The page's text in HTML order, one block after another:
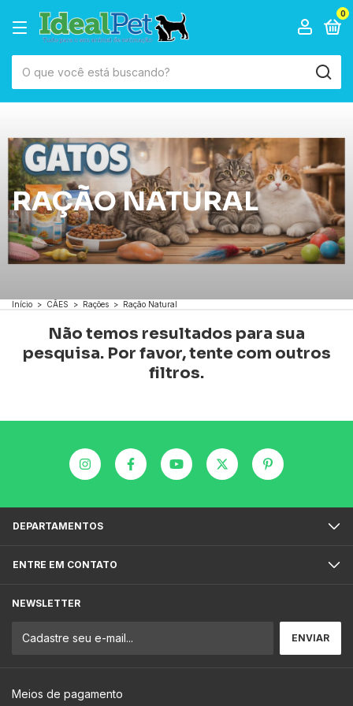
0
RAÇÃO NATURAL
Início > CÃES > Rações > Ração Natural
Não temos resultados para sua
pesquisa. Por favor, tente com outros
filtros.
DEPARTAMENTOS
ENTRE EM CONTATO
NEWSLETTER
Meios de pagamento